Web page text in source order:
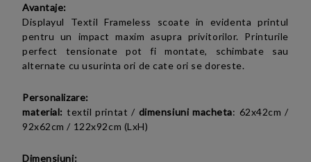
Avantaje:
Displayul Textil Frameless scoate in evidenta printul
pentru un impact maxim asupra privitorilor. Printurile
perfect tensionate pot fi montate, schimbate sau
alternate cu usurinta ori de cate ori se doreste.
Personalizare:
material: textil printat / dimensiuni macheta: 62x42cm /
92x62cm / 122x92cm (LxH)
Dimensiuni: